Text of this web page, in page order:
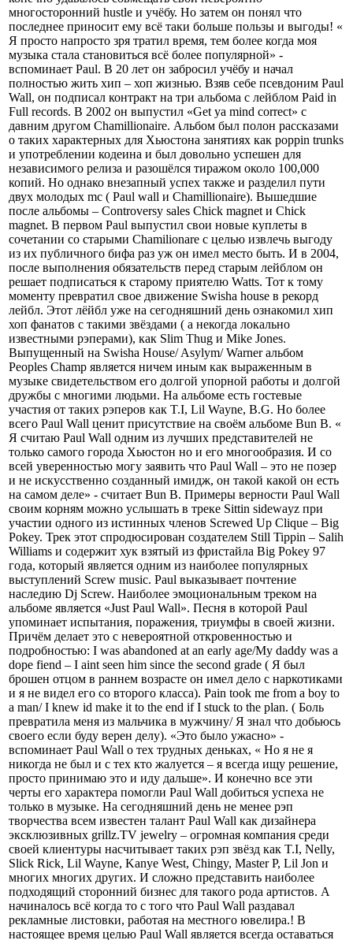
многосторонний hustle и учёбу. Но затем он понял что
последнее приносит ему всё таки больше пользы и выгоды! «
Я просто напросто зря тратил время, тем более когда моя
музыка стала становиться всё более популярной» -
вспоминает Paul. В 20 лет он забросил учёбу и начал
полностью жить хип – хоп жизнью. Взяв себе псевдоним Paul
Wall, он подписал контракт на три альбома с лейблом Paid in
Full records. В 2002 он выпустил «Get ya mind correct» с
давним другом Chamillionaire. Альбом был полон рассказами
о таких характерных для Хьюстона занятиях как poppin trunks
и употреблении кодеина и был довольно успешен для
независимого релиза и разошёлся тиражом около 100,000
копий. Но однако внезапный успех также и разделил пути
двух молодых mc ( Paul wall и Chamillionaire). Вышедшие
после альбомы – Controversy sales Chick magnet и Chick
magnet. В первом Paul выпустил свои новые куплеты в
сочетании со старыми Chamilionare c целью извлечь выгоду
из их публичного бифа раз уж он имел место быть. И в 2004,
после выполнения обязательств перед старым лейблом он
решает подписаться к старому приятелю Watts. Тот к тому
моменту превратил свое движение Swisha house в рекорд
лейбл. Этот лёйбл уже на сегодняшний день ознакомил хип
хоп фанатов с такими звёздами ( а некогда локально
известными рэперами), как Slim Thug и Mike Jones.
Выпущенный на Swisha House/ Asylym/ Warner альбом
Peoples Champ является ничем иным как выраженным в
музыке свидетельством его долгой упорной работы и долгой
дружбы с многими людьми. На альбоме есть гостевые
участия от таких рэперов как T.I, Lil Wayne, B.G. Но более
всего Paul Wall ценит присутствие на своём альбоме Bun B. «
Я считаю Paul Wall одним из лучших представителей не
только самого города Хьюстон но и его многообразия. И со
всей уверенностью могу заявить что Paul Wall – это не позер
и не искусственно созданный имидж, он такой какой он есть
на самом деле» - считает Bun B. Примеры верности Paul Wall
своим корням можно услышать в треке Sittin sidewayz при
участии одного из истинных членов Screwed Up Clique – Big
Pokey. Трек этот спродюсирован создателем Still Tippin – Salih
Williams и содержит хук взятый из фристайла Big Pokey 97
года, который является одним из наиболее популярных
выступлений Screw music. Paul выказывает почтение
наследию Dj Screw. Наиболее эмоциональным треком на
альбоме является «Just Paul Wall». Песня в которой Paul
упоминает испытания, поражения, триумфы в своей жизни.
Причём делает это с невероятной откровенностью и
подробностью: I was abandoned at an early age/My daddy was a
dope fiend – I aint seen him since the second grade ( Я был
брошен отцом в раннем возрасте он имел дело с наркотиками
и я не видел его со второго класса). Pain took me from a boy to
a man/ I knew id make it to the end if I stuck to the plan. ( Боль
превратила меня из мальчика в мужчину/ Я знал что добьюсь
своего если буду верен делу). «Это было ужасно» -
вспоминает Paul Wall о тех трудных деньках, « Но я не я
никогда не был и с тех кто жалуется – я всегда ищу решение,
просто принимаю это и иду дальше». И конечно все эти
черты его характера помогли Paul Wall добиться успеха не
только в музыке. На сегодняшний день не менее рэп
творчества всем известен талант Paul Wall как дизайнера
эксклюзивных grillz.TV jewelry – огромная компания среди
своей клиентуры насчитывает таких рэп звёзд как T.I, Nelly,
Slick Rick, Lil Wayne, Kanye West, Chingy, Master P, Lil Jon и
многих многих других. И сложно представить наиболее
подходящий сторонний бизнес для такого рода артистов. А
начиналось всё когда то с того что Paul Wall раздавал
рекламные листовки, работая на местного ювелира.! В
настоящее время целью Paul Wall является всегда оставаться